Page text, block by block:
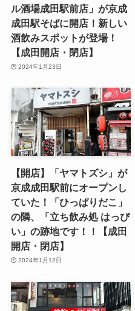
ル酒場成田駅前店」が京成
成田駅そばに開店！新しい
酒飲みスポットが登場！
【成田開店・閉店】
2024年1月23日
【開店】「ヤマトズシ」が
京成成田駅前にオープンし
ていた！「ひっぱりだこ」
の隣、「立ち飲み処 はっぴ
い」の跡地です！！【成田
開店・閉店】
2024年1月12日